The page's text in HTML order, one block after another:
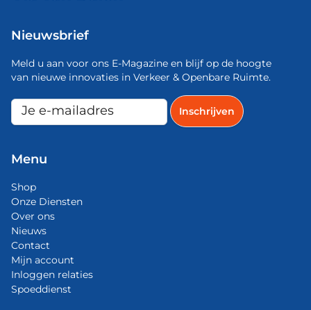
Nieuwsbrief
Meld u aan voor ons E-Magazine en blijf op de hoogte
van nieuwe innovaties in Verkeer & Openbare Ruimte.
Menu
Shop
Onze Diensten
Over ons
Nieuws
Contact
Mijn account
Inloggen relaties
Spoeddienst